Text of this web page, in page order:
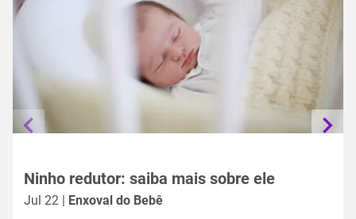
Ninho redutor: saiba mais sobre ele
Jul 22 | Enxoval do Bebê